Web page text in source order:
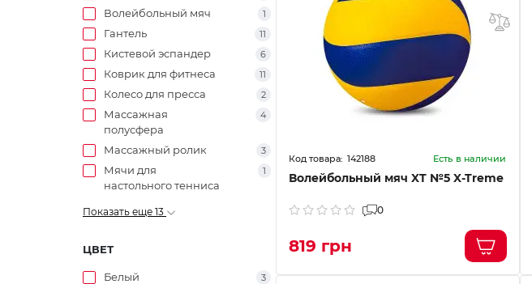
Волейбольный мяч 1
Гантель 11
Кистевой эспандер 6
Коврик для фитнеса 11
Колесо для пресса 2
Массажная
полусфера
4
Массажный ролик 3
Мячи для
настольного тенниса
1
Показать еще 13
ЦВЕТ
Белый 3
142188 Есть в наличии
Волейбольный мяч XT №5 X-Treme
0
819 грн